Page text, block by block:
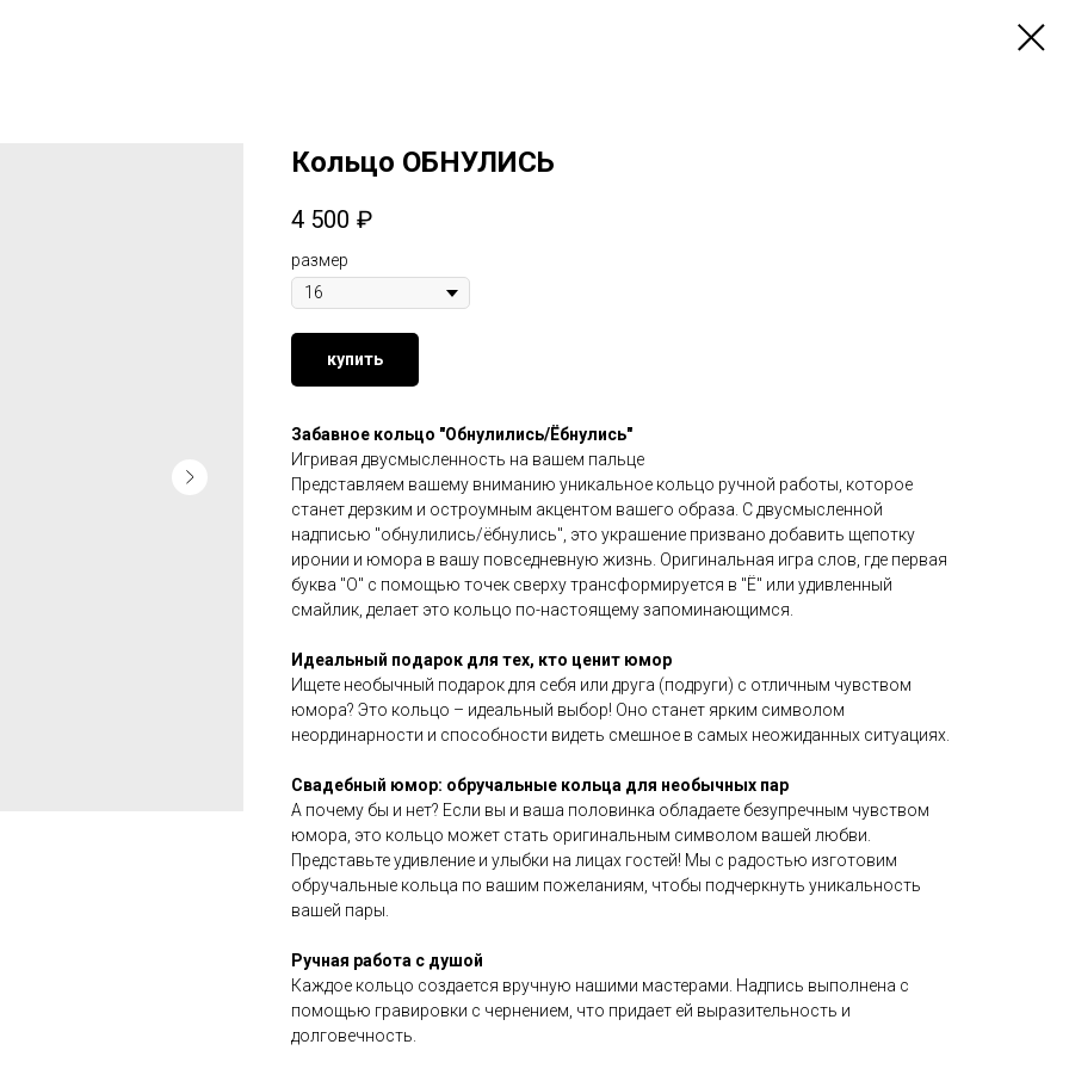
Кольцо ОБНУЛИСЬ
4 500 ₽
размер
купить
Забавное кольцо "Обнулились/Ёбнулись"
Игривая двусмысленность на вашем пальце
Представляем вашему вниманию уникальное кольцо ручной работы, которое
станет дерзким и остроумным акцентом вашего образа. С двусмысленной
надписью "обнулились/ёбнулись", это украшение призвано добавить щепотку
иронии и юмора в вашу повседневную жизнь. Оригинальная игра слов, где первая
буква "О" с помощью точек сверху трансформируется в "Ё" или удивленный
смайлик, делает это кольцо по-настоящему запоминающимся.
Идеальный подарок для тех, кто ценит юмор
Ищете необычный подарок для себя или друга (подруги) с отличным чувством
юмора? Это кольцо – идеальный выбор! Оно станет ярким символом
неординарности и способности видеть смешное в самых неожиданных ситуациях.
Свадебный юмор: обручальные кольца для необычных пар
А почему бы и нет? Если вы и ваша половинка обладаете безупречным чувством
юмора, это кольцо может стать оригинальным символом вашей любви.
Представьте удивление и улыбки на лицах гостей! Мы с радостью изготовим
обручальные кольца по вашим пожеланиям, чтобы подчеркнуть уникальность
вашей пары.
Ручная работа с душой
Каждое кольцо создается вручную нашими мастерами. Надпись выполнена с
помощью гравировки с чернением, что придает ей выразительность и
долговечность.